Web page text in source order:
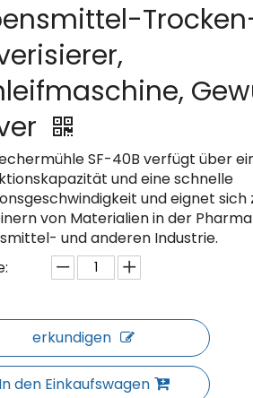
SF-40B verfügt über
und eine schnelle
und eignet sich
von Materialien in der
und anderen Industrie.
erkundigen
In den Einkaufswagen